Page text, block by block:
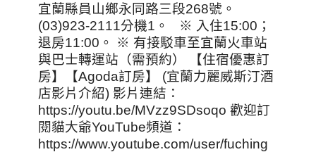
宜蘭縣員山鄉永同路三段268號。
(03)923-2111分機1。 ※ 入住15:00；
退房11:00。 ※ 有接駁車至宜蘭火車站
與巴士轉運站（需預約） 【住宿優惠訂
房】【Agoda訂房】 (宜蘭力麗威斯汀酒
店影片介紹) 影片連結：
https://youtu.be/MVzz9SDsoqo 歡迎訂
閱貓大爺YouTube頻道：
https://www.youtube.com/user/fuching